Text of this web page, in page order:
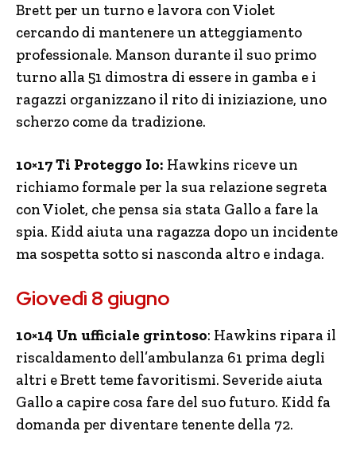
Brett per un turno e lavora con Violet
cercando di mantenere un atteggiamento
professionale. Manson durante il suo primo
turno alla 51 dimostra di essere in gamba e i
ragazzi organizzano il rito di iniziazione, uno
scherzo come da tradizione.
10×17 Ti Proteggo Io: Hawkins riceve un
richiamo formale per la sua relazione segreta
con Violet, che pensa sia stata Gallo a fare la
spia. Kidd aiuta una ragazza dopo un incidente
ma sospetta sotto si nasconda altro e indaga.
Giovedì 8 giugno
10×14 Un ufficiale grintoso: Hawkins ripara il
riscaldamento dell’ambulanza 61 prima degli
altri e Brett teme favoritismi. Severide aiuta
Gallo a capire cosa fare del suo futuro. Kidd fa
domanda per diventare tenente della 72.